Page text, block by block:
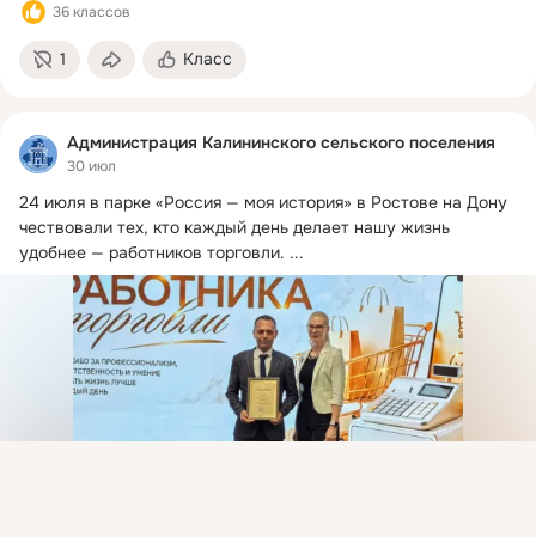
36 классов
1 Класс
Администрация Калининского сельского поселения
30 июл
24 июля в парке «Россия — моя история» в Ростове на Дону
чествовали тех, кто каждый день делает нашу жизнь
удобнее — работников торговли. ...